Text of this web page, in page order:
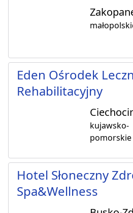
Eden Ośrodek
Rehabilitacyjny
kujawsko-
pomorskie
Hotel Słoneczny
Spa&Wellness